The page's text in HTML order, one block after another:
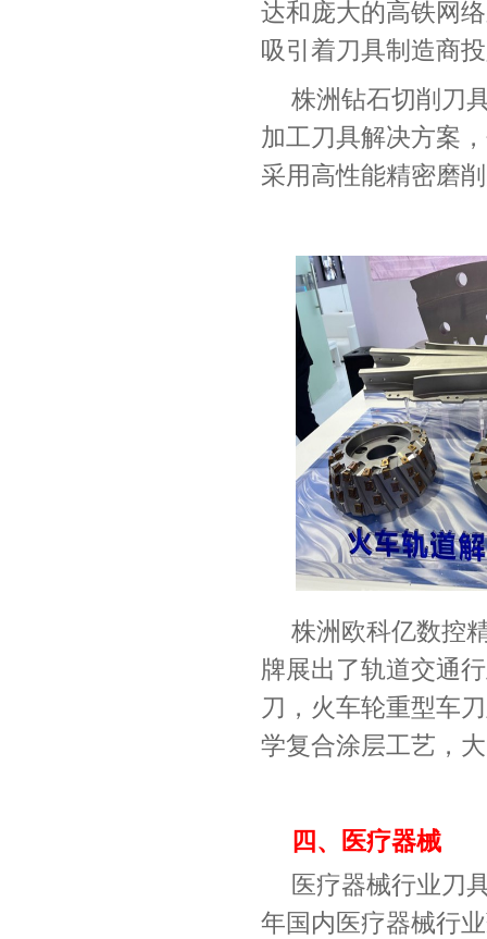
达和庞大的高铁网
吸引着刀具制造商
株洲钻石切削刀
加工刀具解决方案
采用高性能精密磨
株洲欧科亿数控
牌展出了轨道交通
刀，火车轮重型车
学复合涂层工艺，
四、医疗器械
医疗器械行业刀
年国内医疗器械行